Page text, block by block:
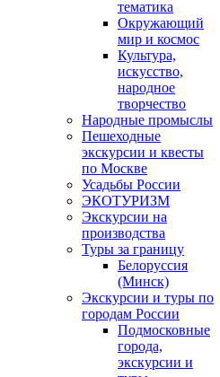
тематика
Окружающий
мир и космос
Культура,
искусство,
народное
творчество
Народные промыслы
Пешеходные
экскурсии и квесты
по Москве
Усадьбы России
ЭКОТУРИЗМ
Экскурсии на
производства
Туры за границу
Белоруссия
(Минск)
Экскурсии и туры по
городам России
Подмосковные
города,
экскурсии и